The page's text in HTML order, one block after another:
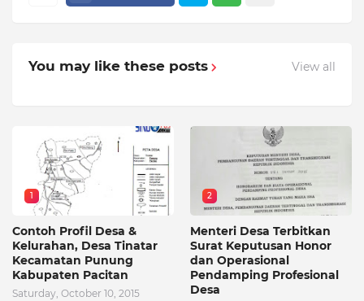
You may like these posts View all
1
Contoh Profil Desa &
Kelurahan, Desa Tinatar
Kecamatan Punung
Kabupaten Pacitan
Saturday, October 10, 2015
2
Menteri Desa Terbitkan
Surat Keputusan Honor
dan Operasional
Pendamping Profesional
Desa